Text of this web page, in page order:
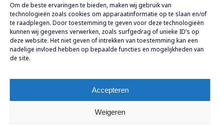
Om de beste ervaringen te bieden, maken wij gebruik van
technologieën zoals cookies om apparaatinformatie op te slaan en/of
te raadplegen. Door toestemming te geven voor deze technologieën
kunnen wij gegevens verwerken, zoals surfgedrag of unieke ID’s op
deze website. Het niet geven of intrekken van toestemming kan een
nadelige invloed hebben op bepaalde functies en mogelijkheden van
de site.
Accepteren
Weigeren
Contact
WTC The Hague
Prinses Margrietplantsoen 77
2595 BR Den Haag
+31 (0)70 304 55 90